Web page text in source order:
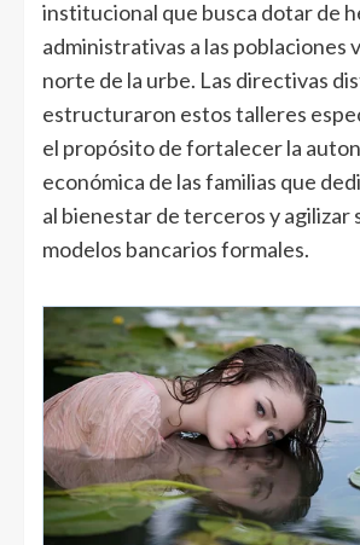
institucional que busca dotar de
administrativas a las poblaciones
norte de la urbe. Las directivas
estructuraron estos talleres
el propósito de fortalecer la
económica de las familias que
al bienestar de terceros y agilizar
modelos bancarios formales.